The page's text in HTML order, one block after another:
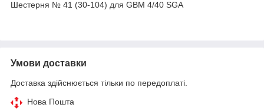
Шестерня № 41 (30-104) для GBM 4/40 SGA
Умови доставки
Доставка здійснюється тільки по передоплаті.
Нова Пошта